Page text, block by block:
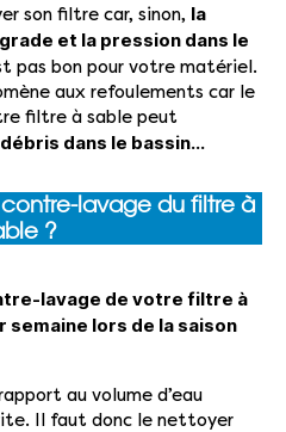
son filtre car, sinon, la
et la pression dans le
pas bon pour votre matériel.
aux refoulements car le
filtre à sable peut
dans le bassin…
lavage du filtre à
?
lavage de votre filtre à
semaine lors de la saison
au volume d’eau
Il faut donc le nettoyer